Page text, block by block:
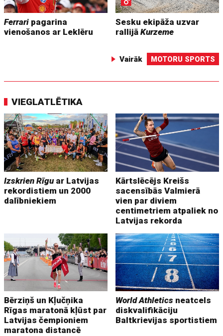
Ferrari pagarina
vienošanos ar Leklēru
Sesku ekipāža uzvar
rallijāKurzeme
Vairāk MOTORU SPORTS
VIEGLATLĒTIKA
Izskrien Rīguar Latvijas
rekordistiem un 2000
dalībniekiem
Kārtslēcējs Kreišs
sacensībās Valmierā
vien par diviem
centimetriem atpaliek no
Latvijas rekorda
Bērziņš un Kļučņika
Rīgas maratonā kļūst par
Latvijas čempioniem
maratona distancē
World Athletics neatcels
diskvalifikāciju
Baltkrievijas sportistiem